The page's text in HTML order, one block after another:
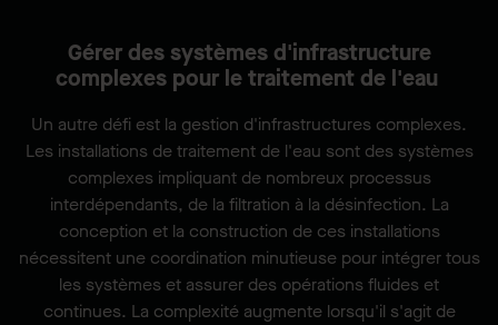
Gérer des systèmes d'infrastructure
complexes pour le traitement de l'eau
Un autre défi est la gestion d'infrastructures complexes.
Les installations de traitement de l'eau sont des systèmes
complexes impliquant de nombreux processus
interdépendants, de la filtration à la désinfection. La
conception et la construction de ces installations
nécessitent une coordination minutieuse pour intégrer tous
les systèmes et assurer des opérations fluides et
continues. La complexité augmente lorsqu'il s'agit de